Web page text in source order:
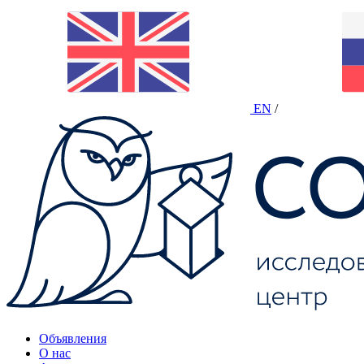
EN /
Объявления
О нас